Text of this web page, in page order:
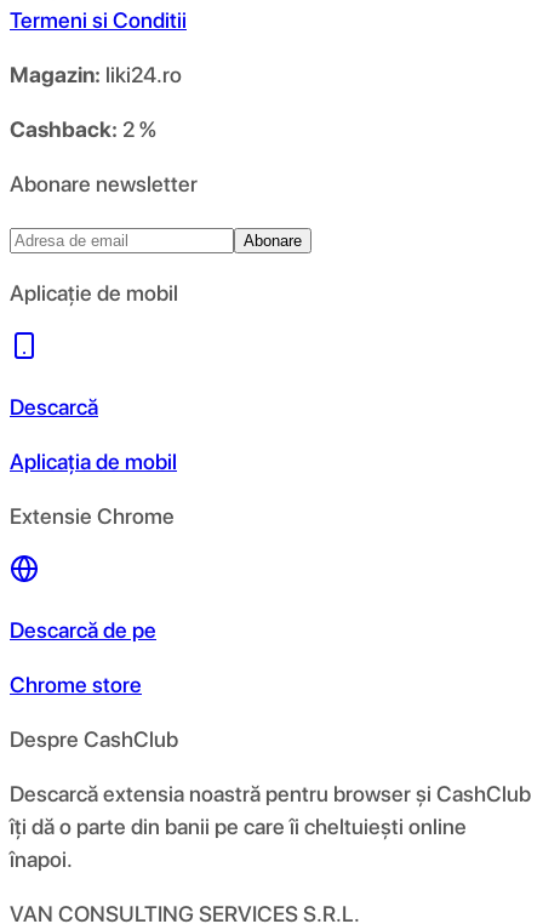
Termeni si Conditii
Magazin: liki24.ro
Cashback: 2 %
Abonare newsletter
Abonare
Aplicație de mobil
Descarcă
Aplicația de mobil
Extensie Chrome
Descarcă de pe
Chrome store
Despre CashClub
Descarcă extensia noastră pentru browser și CashClub
îți dă o parte din banii pe care îi cheltuiești online
înapoi.
VAN CONSULTING SERVICES S.R.L.